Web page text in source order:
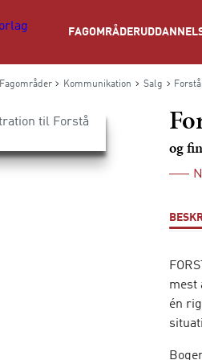
FAGOMRÅDER
Fagområder Kommunikation Salg
og
mest
én